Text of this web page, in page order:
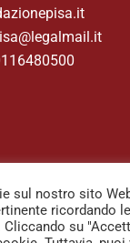
sul nostro sito
ricordando
su